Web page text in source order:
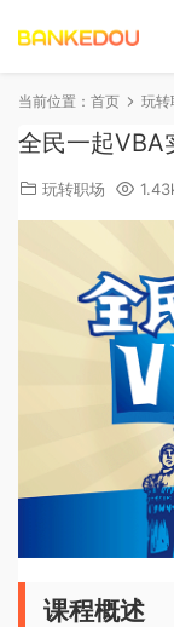
当前位置： 首页 玩转
全民一起VBA
玩转职场
课程概述